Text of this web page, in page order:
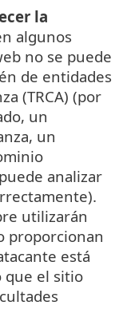
la
algunos
no se puede
de entidades
(TRCA) (por
un
un
analizar
utilizarán
proporcionan
está
que el sitio